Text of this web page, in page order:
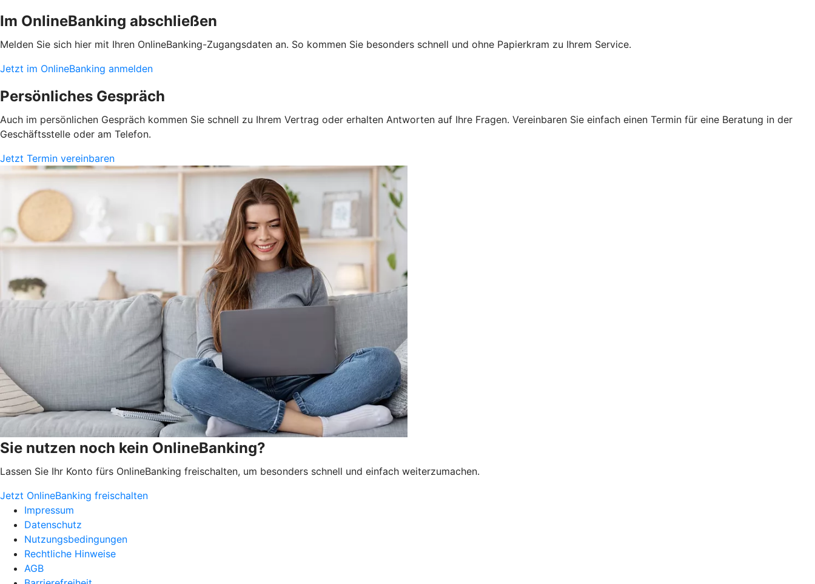
Im OnlineBanking abschließen
Melden Sie sich hier mit Ihren OnlineBanking-Zugangsdaten an. So kommen Sie besonders schnell und ohne Papierkram zu Ihrem Service.
Jetzt im OnlineBanking anmelden
Persönliches Gespräch
Auch im persönlichen Gespräch kommen Sie schnell zu Ihrem Vertrag oder erhalten Antworten auf Ihre Fragen. Vereinbaren Sie einfach einen Termin für eine Beratung in der
Geschäftsstelle oder am Telefon.
Jetzt Termin vereinbaren
Sie nutzen noch kein OnlineBanking?
Lassen Sie Ihr Konto fürs OnlineBanking freischalten, um besonders schnell und einfach weiterzumachen.
Jetzt OnlineBanking freischalten
Impressum
Datenschutz
Nutzungsbedingungen
Rechtliche Hinweise
AGB